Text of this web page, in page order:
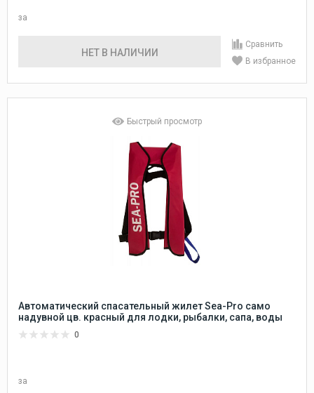
за
НЕТ В НАЛИЧИИ
Сравнить
В избранное
Быстрый просмотр
Автоматический спасательный жилет Sea-Pro само
надувной цв. красный для лодки, рыбалки, сапа, воды
0
за